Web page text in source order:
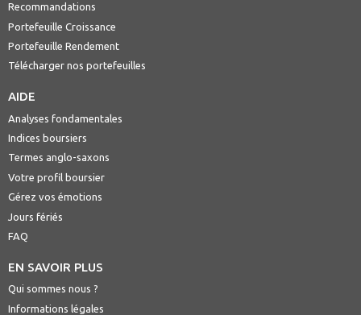
Recommandations
Portefeuille Croissance
Portefeuille Rendement
Télécharger nos portefeuilles
AIDE
Analyses fondamentales
Indices boursiers
Termes anglo-saxons
Votre profil boursier
Gérez vos émotions
Jours fériés
FAQ
EN SAVOIR PLUS
Qui sommes nous ?
Informations légales